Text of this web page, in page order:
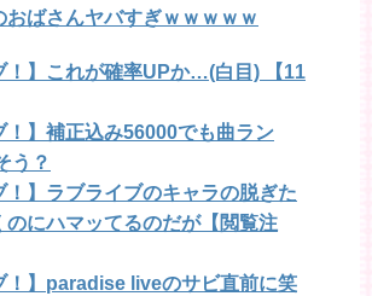
ばさんヤバすぎｗｗｗｗｗ
！】これが確率UPか…(白目) 【11
！】補正込み56000でも曲ラン
う？
！】ラブライブのキャラの脱ぎた
のにハマッてるのだが【閲覧注
！】paradise liveのサビ直前に笑